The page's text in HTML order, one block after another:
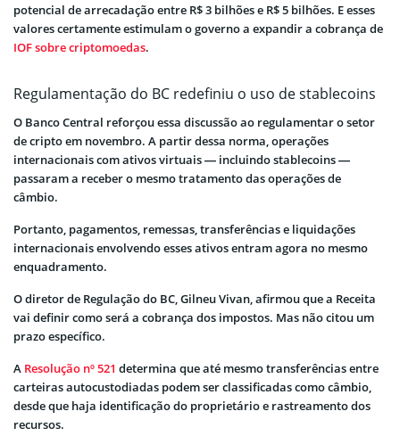
potencial de arrecadação entre R$ 3 bilhões e R$ 5 bilhões. E esses
valores certamente estimulam o governo a expandir a cobrança de
IOF sobre criptomoedas.
Regulamentação do BC redefiniu o uso de stablecoins
O Banco Central reforçou essa discussão ao regulamentar o setor
de cripto em novembro. A partir dessa norma, operações
internacionais com ativos virtuais — incluindo stablecoins —
passaram a receber o mesmo tratamento das operações de
câmbio.
Portanto, pagamentos, remessas, transferências e liquidações
internacionais envolvendo esses ativos entram agora no mesmo
enquadramento.
O diretor de Regulação do BC, Gilneu Vivan, afirmou que a Receita
vai definir como será a cobrança dos impostos. Mas não citou um
prazo específico.
A Resolução nº 521 determina que até mesmo transferências entre
carteiras autocustodiadas podem ser classificadas como câmbio,
desde que haja identificação do proprietário e rastreamento dos
recursos.